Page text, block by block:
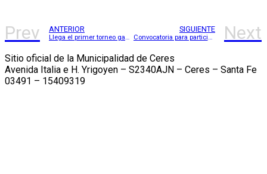
Prev ANTERIOR SIGUIENTE Next
Sitio oficial de la Municipalidad de Ceres
Avenida Italia e H. Yrigoyen – S2340AJN – Ceres – Santa Fe
03491 – 15409319